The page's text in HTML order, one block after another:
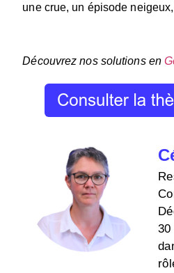
une crue, un épisode
Découvrez nos solutions en
30